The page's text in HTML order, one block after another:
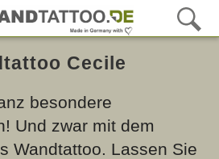
Cecile
besondere
Und zwar mit dem
Wandtattoo. Lassen Sie